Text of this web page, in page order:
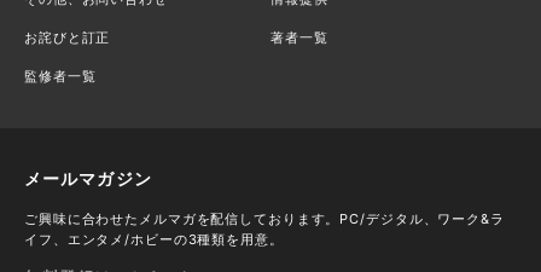
お詫びと訂正 著者一覧
監修者一覧
メールマガジン
ご興味に合わせたメルマガを配信しております。PC/デジタル、ワーク&ラ
イフ、エンタメ/ホビーの3種類を用意。